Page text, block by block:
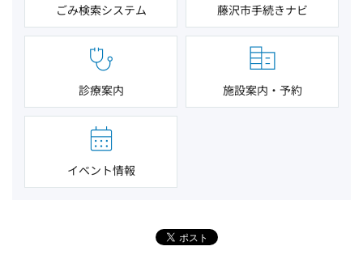
ごみ検索システム 藤沢市手続きナビ
診療案内 施設案内・予約
イベント情報